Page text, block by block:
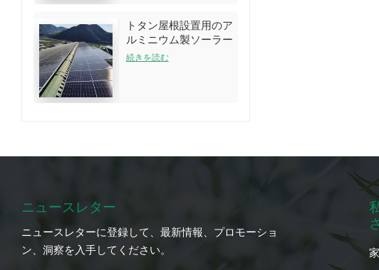
トタン屋根設置用のア
ルミニウム製ソーラー
ルーフラック構造
続きを読む
ニュースレター
ニュースレターに登録して、最新情報、プロモーショ
ン、洞察を入手してください。
家